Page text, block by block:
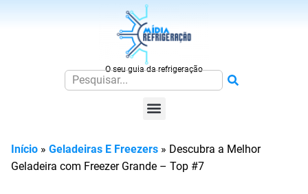
O seu guia da refrigeração
Início »Geladeiras E Freezers » Descubra a Melhor
Geladeira com Freezer Grande – Top #7